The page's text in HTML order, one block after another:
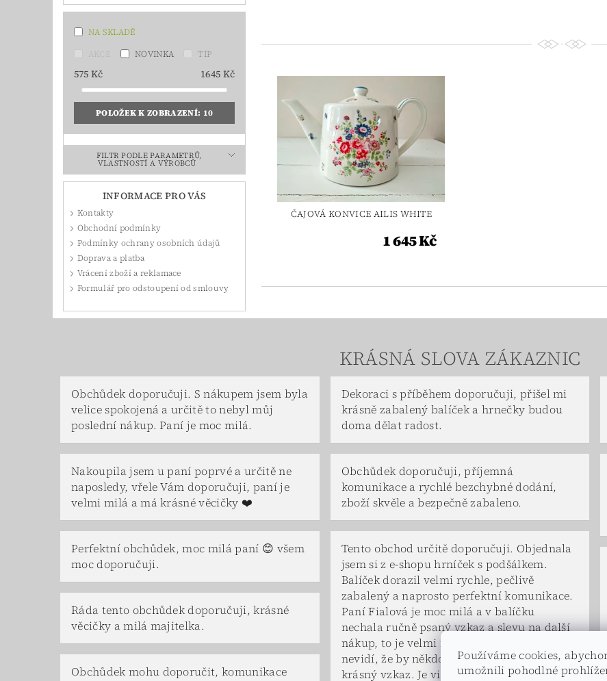
NA SKLADĚ
AKCE
NOVINKA TIP
575 Kč 1645 Kč
POLOŽEK K ZOBRAZENÍ: 10
FILTR PODLE PARAMETRŮ,
VLASTNOSTÍ A VÝROBCŮ
INFORMACE PRO VÁS
Kontakty
Obchodní podmínky
Podmínky ochrany osobních údajů
Doprava a platba
Vrácení zboží a reklamace
Formulář pro odstoupení od smlouvy
ČAJOVÁ KONVICE AILIS WHITE
1 645 Kč
KRÁSNÁ SLOVA ZÁKAZNIC
Obchůdek doporučuji. S nákupem jsem byla
velice spokojená a určitě to nebyl můj
poslední nákup. Paní je moc milá.
Nakoupila jsem u paní poprvé a určitě ne
naposledy, vřele Vám doporučuji, paní je
velmi milá a má krásné věcičky ❤️
Perfektní obchůdek, moc milá paní 😊 všem
moc doporučuji.
Ráda tento obchůdek doporučuji, krásné
věcičky a milá majitelka.
Obchůdek mohu doporučit, komunikace
Dekoraci s příběhem doporučuji, přišel mi
krásně zabalený balíček a hrnečky budou
doma dělat radost.
Obchůdek doporučuji, příjemná
komunikace a rychlé bezchybné dodání,
zboží skvěle a bezpečně zabaleno.
Tento obchod určitě doporučuji. Objednala
jsem si z e-shopu hrníček s podšálkem.
Balíček dorazil velmi rychle, pečlivě
zabalený a naprosto perfektní komunikace.
Paní Fialová je moc milá a v balíčku
nechala ručně psaný vzkaz a slevu na další
nákup, to je velmi milé. To už se jen tak
nevidí, že by někdo věnoval čas a napsal tak
krásný vzkaz. Je vidět, že paní majitelka si
Používáme cookies,
umožnili pohodlné